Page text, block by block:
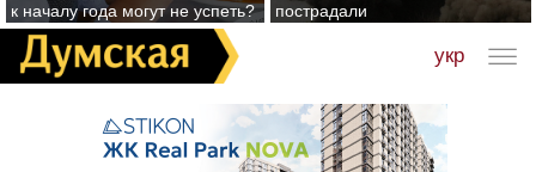
к началу года могут не успеть?
пострадали
укр